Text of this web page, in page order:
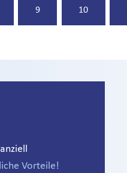
9 10
Vorteile!